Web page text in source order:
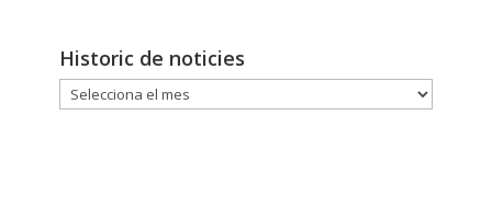
Historic de noticies
Historic